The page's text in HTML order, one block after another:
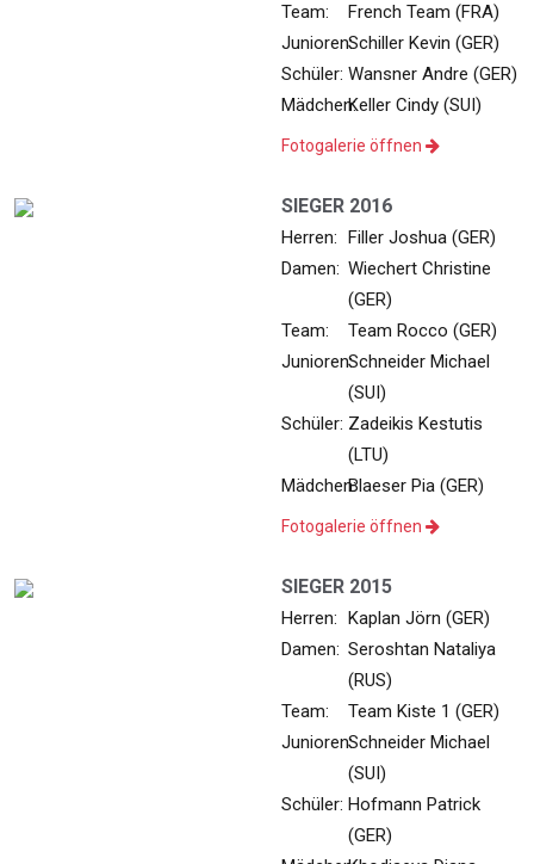
Team:
French Team (FRA)
Junioren:Schiller Kevin (GER)
Schüler: Wansner Andre (GER)
Mädchen:Keller Cindy (SUI)
Fotogalerie öffnen
SIEGER 2016
Herren: Filler Joshua (GER)
Damen: Wiechert Christine
(GER)
Team:
Team Rocco (GER)
Junioren:Schneider Michael
(SUI)
Schüler: Zadeikis Kestutis
(LTU)
Mädchen:Blaeser Pia (GER)
Fotogalerie öffnen
SIEGER 2015
Herren: Kaplan Jörn (GER)
Damen: Seroshtan Nataliya
(RUS)
Team:
Team Kiste 1 (GER)
Junioren:Schneider Michael
(SUI)
Schüler: Hofmann Patrick
(GER)